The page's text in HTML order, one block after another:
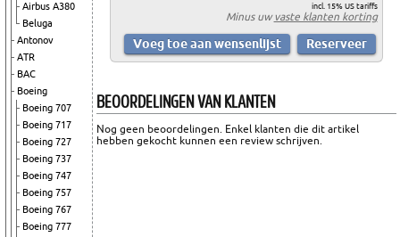
Airbus A380
Beluga
Antonov
ATR
BAC
Boeing
Boeing 707
Boeing 717
Boeing 727
Boeing 737
Boeing 747
Boeing 757
Boeing 767
Boeing 777
incl. 15% US tariffs
Minus uwvaste klanten korting
BEOORDELINGEN VAN KLANTEN
Nog geen beoordelingen. Enkel klanten die dit artikel
hebben gekocht kunnen een review schrijven.